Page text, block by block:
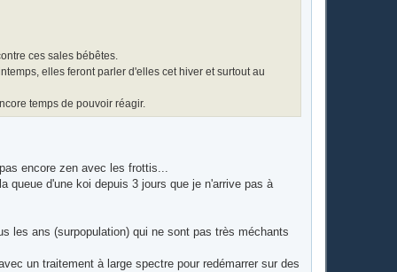
ces sales bébêtes.
elles feront parler d'elles cet hiver et surtout au
temps de pouvoir réagir.
encore zen avec les frottis...
d'une koi depuis 3 jours que je n'arrive pas à
les ans (surpopulation) qui ne sont pas très méchants
un traitement à large spectre pour redémarrer sur des